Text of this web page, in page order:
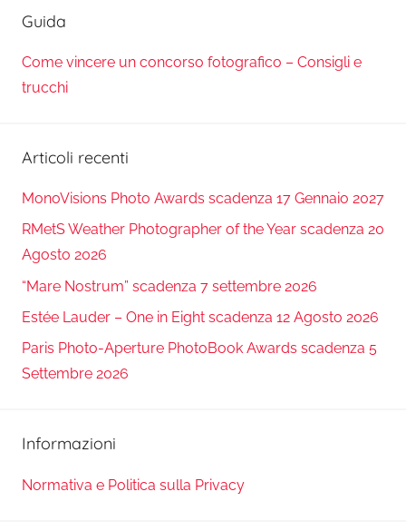
Guida
Come vincere un concorso fotografico – Consigli e
trucchi
Articoli recenti
MonoVisions Photo Awards scadenza 17 Gennaio 2027
RMetS Weather Photographer of the Year scadenza 20
Agosto 2026
“Mare Nostrum” scadenza 7 settembre 2026
Estée Lauder – One in Eight scadenza 12 Agosto 2026
Paris Photo-Aperture PhotoBook Awards scadenza 5
Settembre 2026
Informazioni
Normativa e Politica sulla Privacy